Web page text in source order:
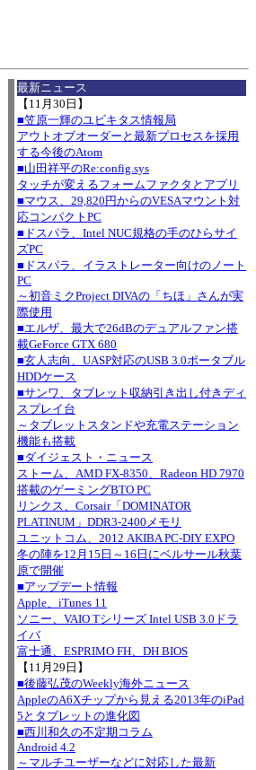
最新ニュース
【11月30日】
■笠原一輝のユビキタス情報局
アウトオブオーダーと最新プロセスを採用
する今後のAtom
■山田祥平のRe:config.sys
タッチが変えるフォームファクタとアプリ
■マウス、29,820円からのVESAマウント対
応コンパクトPC
■ドスパラ、Intel NUC規格の手のひらサイ
ズPC
■ドスパラ、イラストレーター向けのノート
PC
～初音ミクProject DIVAの「ちほ」さんが実
際使用
■エルザ、最大で26dBのデュアルファン搭
載GeForce GTX 680
■玄人志向、UASP対応のUSB 3.0ポータブル
HDDケース
■サンワ、タブレット収納引き出し付きディ
スプレイ台
～タブレットスタンドや充電ステーション
機能も搭載
■ダイジェスト・ニュース
ストーム、AMD FX-8350、Radeon HD 7970
搭載のゲーミングBTO PC
リンクス、Corsair「DOMINATOR
PLATINUM」DDR3-2400メモリ
ユニットコム、2012 AKIBA PC-DIY EXPO
冬の陣を12月15日～16日にベルサール秋葉
原で開催
■アップデート情報
Apple、iTunes 11
ソニー、VAIO Tシリーズ Intel USB 3.0ドラ
イバ
富士通、ESPRIMO FH、DH BIOS
【11月29日】
■後藤弘茂のWeekly海外ニュース
AppleのA6Xチップから見える2013年のiPad
5とタブレットの進化図
■西川和久の不定期コラム
Android 4.2
～マルチユーザーなどに対応した最新